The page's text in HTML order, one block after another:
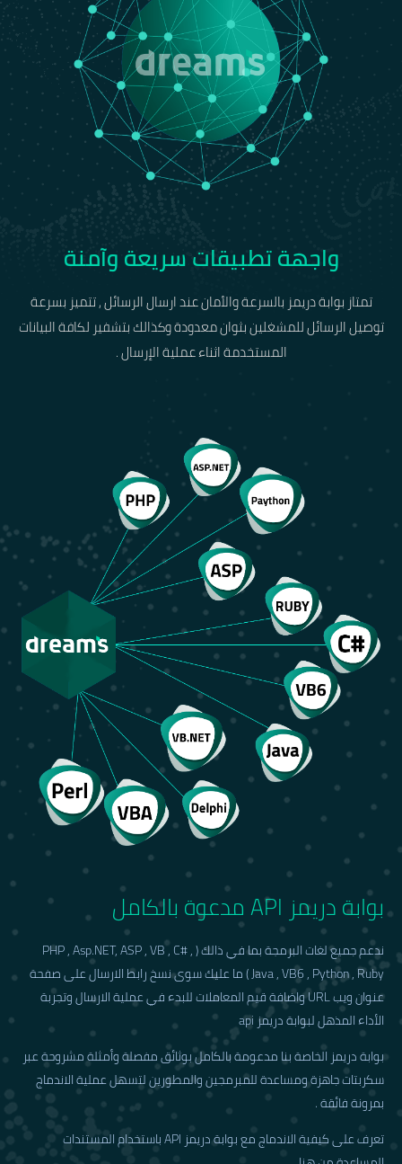
واجهة تطبيقات سريعة وآمنة
تمتاز بوابة دريمز بالسرعة والأمان عند ارسال الرسائل , تتميز بسرعة
توصيل الرسائل للمشغلين بثوان معدودة وكذالك بتشفير لكافة البيانات
المستخدمة اثناء عملية الإرسال .
بوابة دريمز API مدعوة بالكامل
ندعم جميع لغات البرمجة بما في ذالك ( PHP , Asp.NET, ASP , VB , C# ,
Java , VB6 , Python , Ruby ) ما عليك سوى نسخ رابط الارسال على صفحة
عنوان ويب URL واضافة قيم المعاملات للبدء في عملية الارسال وتجربة
الأداء المذهل لبوابة دريمز api
بوابة دريمز الخاصة بنا مدعومة بالكامل بوثائق مفصلة وأمثلة مشروحة عبر
سكربتات جاهزة ومساعدة للمبرمجين والمطورين لتسهل عملية الاندماج
بمرونة فائقة .
تعرف على كيفية الاندماج مع بوابة دريمز API باستخدام المستندات